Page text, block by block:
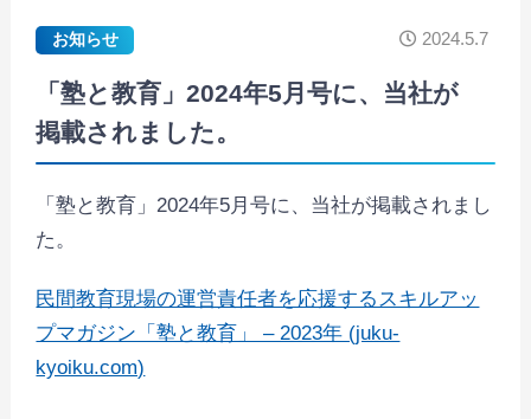
お知らせ 2024.5.7
「塾と教育」2024年5月号に、当社が
掲載されました。
「塾と教育」2024年5月号に、当社が掲載されまし
た。
民間教育現場の運営責任者を応援するスキルアッ
プマガジン「塾と教育」 – 2023年 (juku-
kyoiku.com)